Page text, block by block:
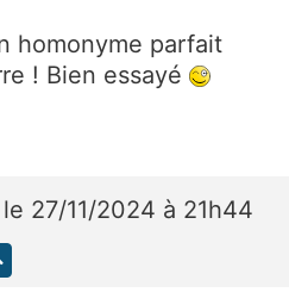
homonyme parfait
! Bien essayé
le 27/11/2024 à 21h44